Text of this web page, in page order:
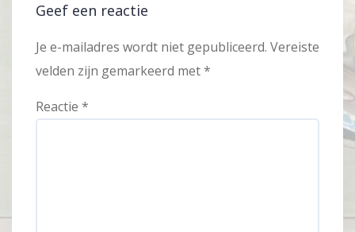
Geef een reactie
Je e-mailadres wordt niet gepubliceerd. Vereiste
velden zijn gemarkeerd met*
Reactie *